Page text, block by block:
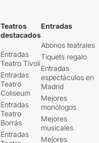
Teatros
destacados
Entradas
Teatro Tívoli
Entradas
Teatro
Coliseum
Entradas
Teatro
Borrás
Entradas
Entradas
Abonos teatrales
Tiquets regalo
Entradas
espectáculos en
Madrid
Mejores
monólogos
Mejores
musicales
Mejores